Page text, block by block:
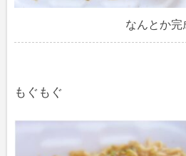
なんとか完
もぐもぐ